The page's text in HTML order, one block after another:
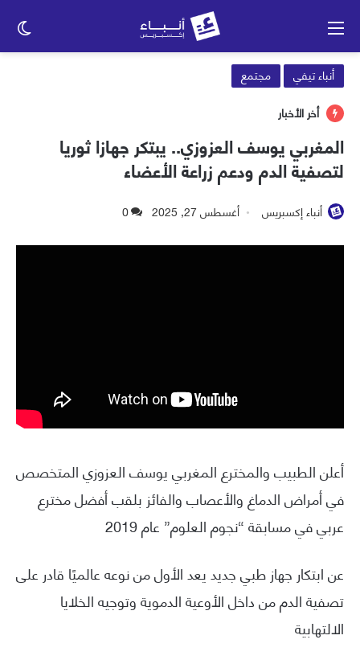
أنباء تيفي
مجتمع
أخر الأخبار
المغربي يوسف العزوزي.. يبتكر جهازا ثوريا
لتصفية الدم ودعم زراعة الأعضاء
أنباء إكسبريس أغسطس 27, 2025 0
أعلن الطبيب والمخترع المغربي يوسف العزوزي المتخصص
في أمراض الدماغ والأعصاب والفائز بلقب أفضل مخترع
عربي في مسابقة “نجوم العلوم” عام 2019
عن ابتكار جهاز طبي جديد يعد الأول من نوعه عالميًا قادر على
تصفية الدم من داخل الأوعية الدموية وتوجيه الخلايا
الالتهابية